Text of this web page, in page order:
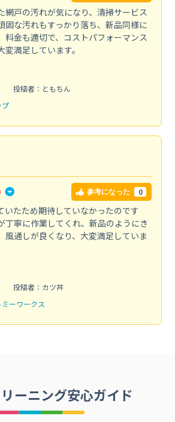
網戸の汚れが気になり、清掃サービス
固な汚れもすっかり落ち、新品同様に
料金も適切で、コストパフォーマンス
満足しています。
投稿者：ともちん
プ
参考になった 0
いたため期待していなかったのです
丁寧に作業してくれ、新品のようにき
風通しが良くなり、大変満足していま
投稿者：カツ丼
ーワークス
ーニング安心ガイド